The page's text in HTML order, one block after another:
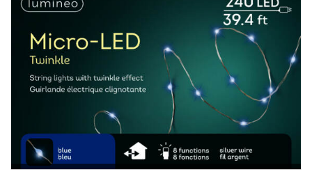
Promotions et évènements
Conseils
Glossaire
Calendrier horticole
Emplois
Service à la clientèle